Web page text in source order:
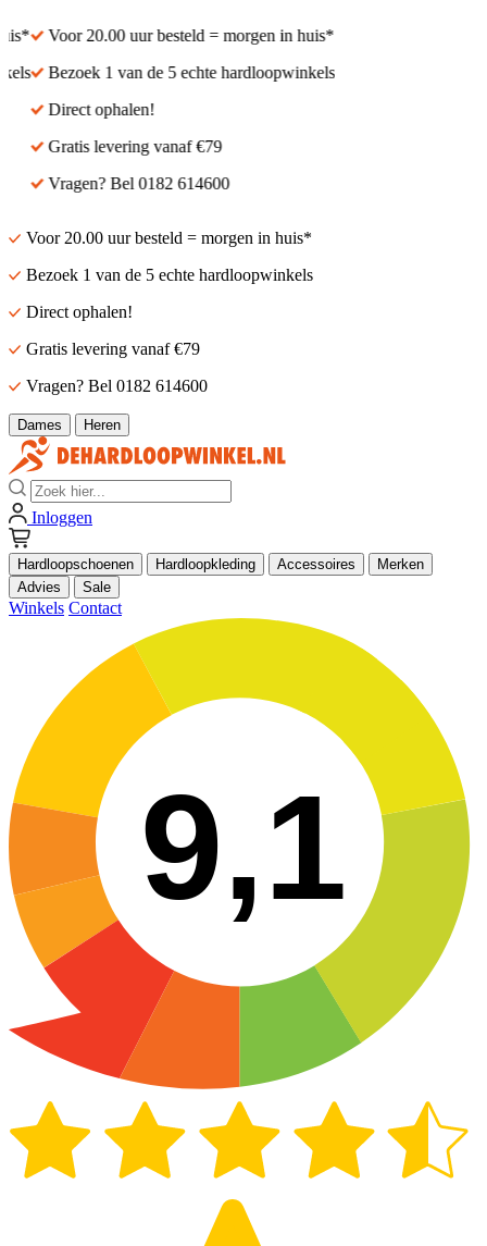
Voor 20.00 uur besteld = morgen in huis*
Bezoek 1 van de 5 echte hardloopwinkels
Direct ophalen!
Gratis levering vanaf €79
Vragen? Bel 0182 614600
Voor 20.00 uur besteld = morgen in huis*
Bezoek 1 van de 5 echte hardloopwinkels
Direct ophalen!
Gratis levering vanaf €79
Vragen? Bel 0182 614600
Dames Heren
Zoek
Inloggen
Hardloopschoenen Hardloopkleding Accessoires
Merken
Advies
Sale
Winkels Contact
9,1